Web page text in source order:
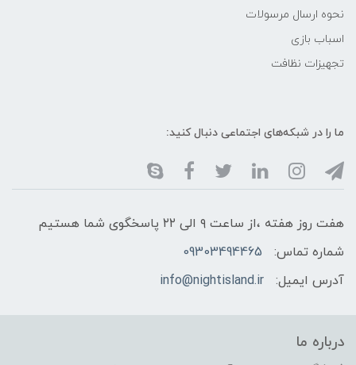
نحوه ارسال مرسولات
اسباب بازی
تجهیزات نظافت
ما را در شبکه‌های اجتماعی دنبال کنید:
هفت روز هفته ،از ساعت ۹ الی ۲۲ پاسخگوی شما هستیم
شماره تماس:
09303494465
آدرس ایمیل:
info@nightisland.ir
درباره ما